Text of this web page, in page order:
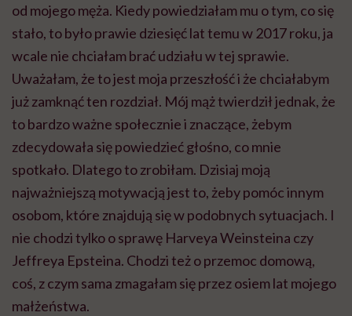
od mojego męża. Kiedy powiedziałam mu o tym, co się
stało, to było prawie dziesięć lat temu w 2017 roku, ja
wcale nie chciałam brać udziału w tej sprawie.
Uważałam, że to jest moja przeszłość i że chciałabym
już zamknąć ten rozdział. Mój mąż twierdził jednak, że
to bardzo ważne społecznie i znaczące, żebym
zdecydowała się powiedzieć głośno, co mnie
spotkało. Dlatego to zrobiłam. Dzisiaj moją
najważniejszą motywacją jest to, żeby pomóc innym
osobom, które znajdują się w podobnych sytuacjach. I
nie chodzi tylko o sprawę Harveya Weinsteina czy
Jeffreya Epsteina. Chodzi też o przemoc domową,
coś, z czym sama zmagałam się przez osiem lat mojego
małżeństwa.